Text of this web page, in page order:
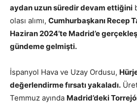
aydan uzun süredir devam ettiğini
olası alımı, Cumhurbaşkanı Recep
Haziran 2024’te Madrid’e
gündeme gelmişti.
İspanyol Hava ve Uzay Ordusu,
değerlendirme fırsatı yakaladı.
Temmuz ayında Madrid’deki